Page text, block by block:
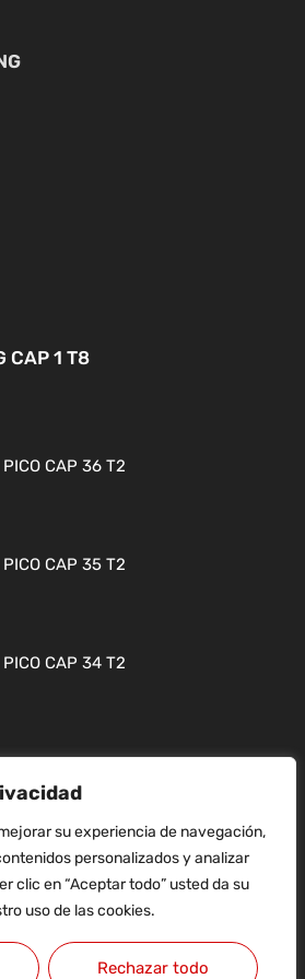
su experiencia de navegación,
personalizados y analizar
clic en “Aceptar todo” usted da su
uso de las cookies.
Rechazar todo
CAP 1 T8
CAP 36 T2
CAP 35 T2
CAP 34 T2
CONTACTO
AVISO LEGAL